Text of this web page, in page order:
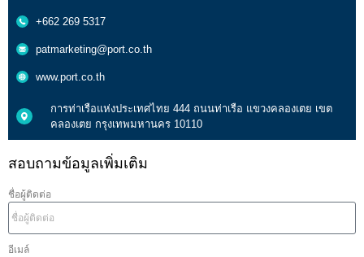
+662 269 5317
patmarketing@port.co.th
www.port.co.th
การท่าเรือแห่งประเทศไทย 444 ถนนท่าเรือ แขวงคลองเตย เขต
คลองเตย กรุงเทพมหานคร 10110
สอบถามข้อมูลเพิ่มเติม
ชื่อผู้ติดต่อ
อีเมล์